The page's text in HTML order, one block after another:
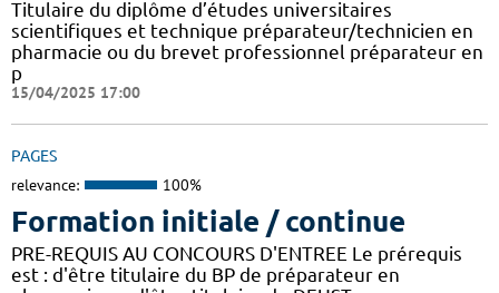
Titulaire du diplôme d’études universitaires
scientifiques et technique préparateur/technicien en
pharmacie ou du brevet professionnel préparateur en
p
15/04/2025 17:00
PAGES
relevance: 100%
Formation initiale / continue
PRE-REQUIS AU CONCOURS D'ENTREE Le prérequis
est : d'être titulaire du BP de préparateur en